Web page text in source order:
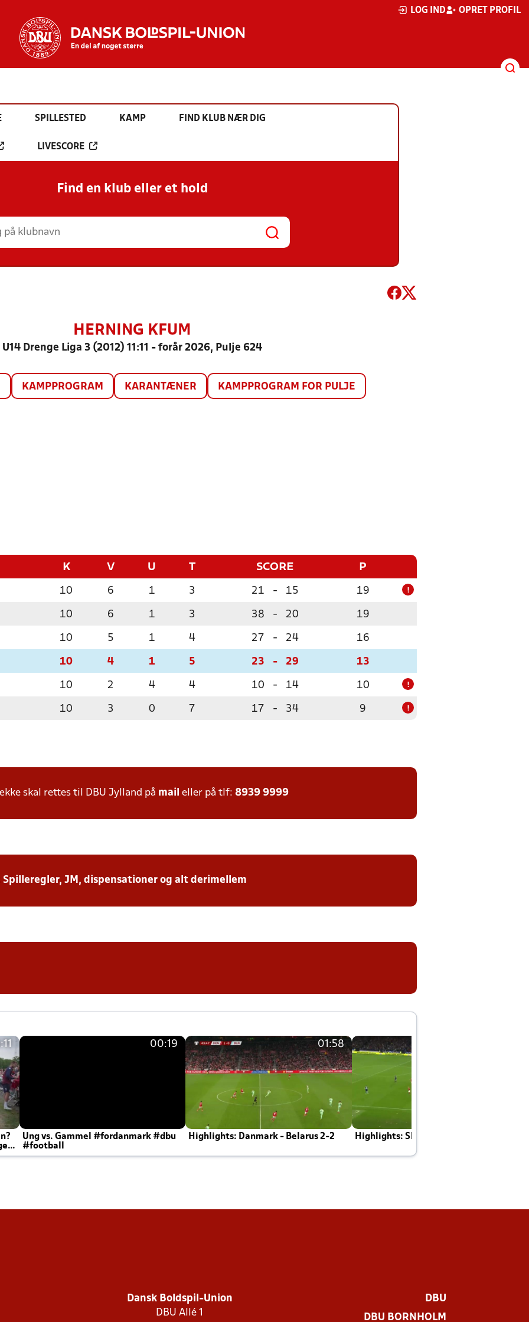
LOG IND OPRET PROFIL
SPILLESTED KAMP FIND KLUB NÆR DIG
LIVESCORE
Find en klub eller et hold
HERNING KFUM
U14 Drenge Liga 3 (2012) 11:11 - forår 2026, Pulje 624
KAMPPROGRAM KARANTÆNER KAMPPROGRAM FOR PULJE
K V U T SCORE P
10 6 1 3 21 - 15 19 !
10 6 1 3 38 - 20 19
10 5 1 4 27 - 24 16
10 4 1 5 23 - 29 13
10 2 4 4 10 - 14 10 !
10 3 0 7 17 - 34 9 !
skal rettes til DBU Jylland på mail eller på tlf: 8939 9999
JM, dispensationer og alt derimellem
00:19
Ung vs. Gammel #fordanmark #dbu
#football
01:58
Highlights: Danmark - Belarus 2-2 Highlights: Skotland - Danmark 4-2
Dansk Boldspil-Union
DBU Allé 1
DBU
DBU BORNHOLM